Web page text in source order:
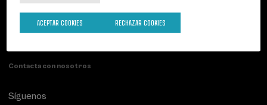
Palacio Miramar
Paseo de Miraconcha, 48
20007 Donostia / San Sebastián
Contacta con nosotros
Actividades anteriores
Síguenos
RECHAZAR COOKIES
ACEPTAR COOKIES